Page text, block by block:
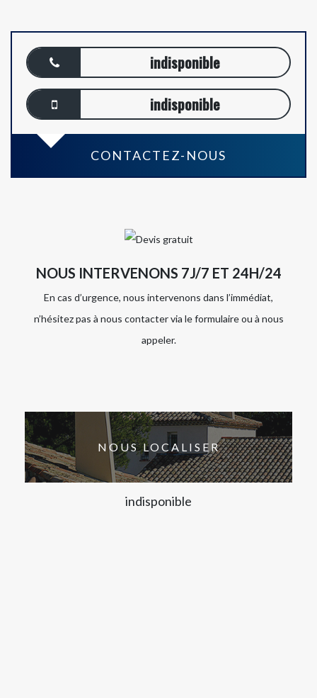
indisponible
indisponible
CONTACTEZ-NOUS
NOUS INTERVENONS 7J/7 ET 24H/24
En cas d’urgence, nous intervenons dans l’immédiat,
n’hésitez pas à nous contacter via le formulaire ou à nous
appeler.
NOUS LOCALISER
indisponible